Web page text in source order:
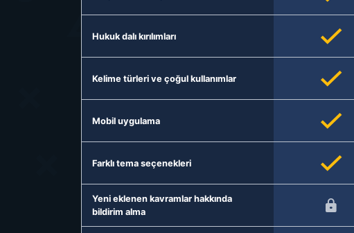
Hukuk dalı kırılımları
Kelime türleri ve çoğul kullanımlar
Mobil uygulama
Farklı tema seçenekleri
Yeni eklenen kavramlar hakkında
bildirim alma